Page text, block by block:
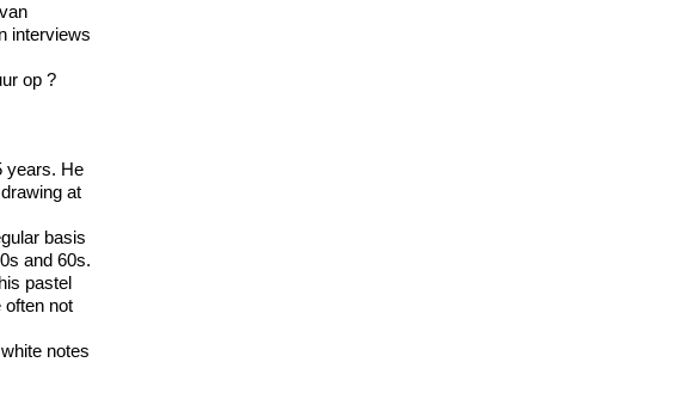
interviews
op ?
years. He
at
basis
and 60s.
pastel
not
notes